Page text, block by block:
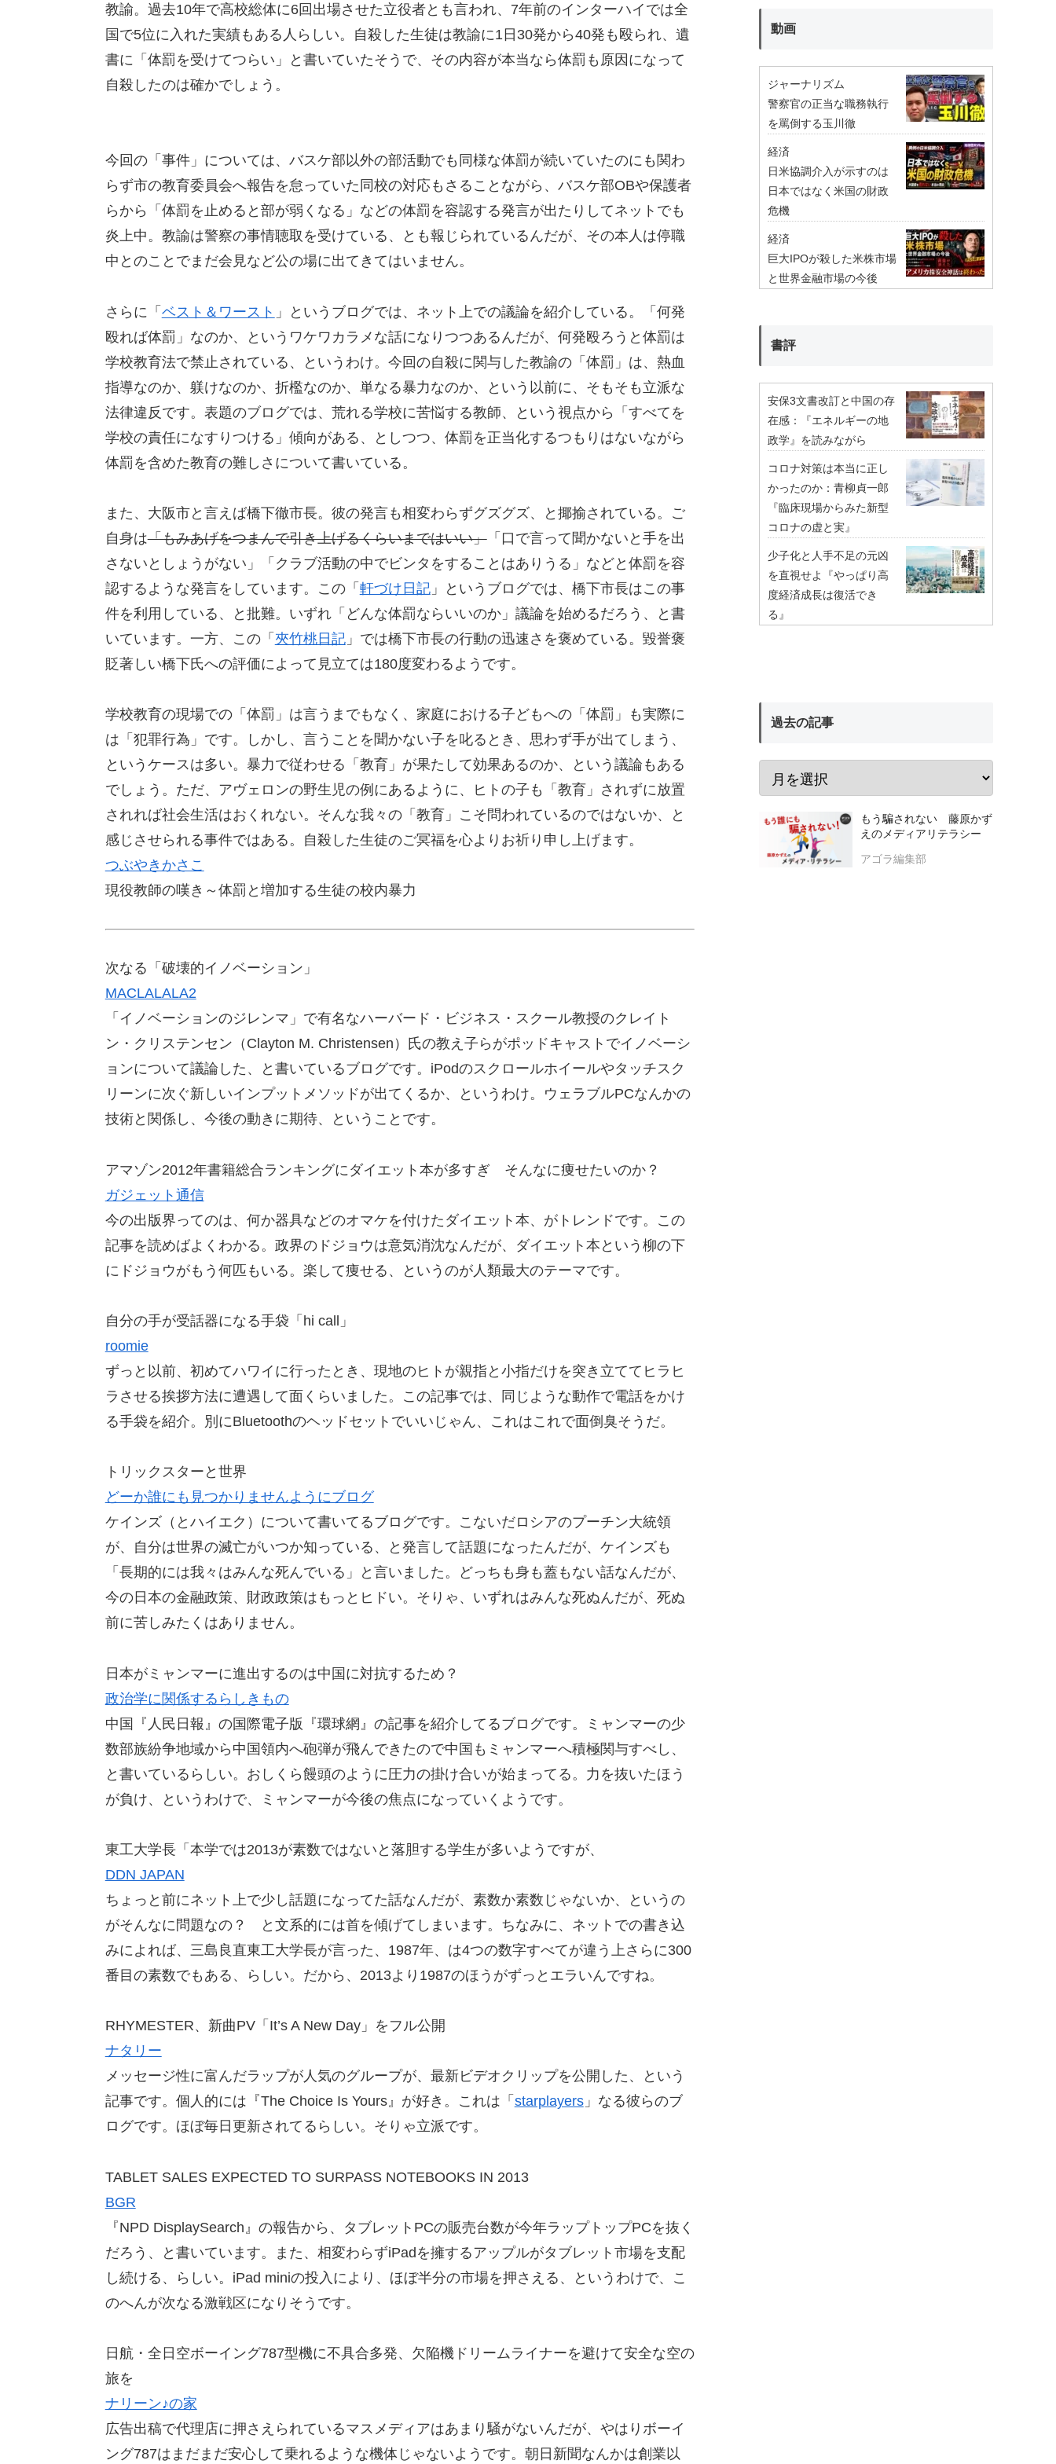
教諭。過去10年で高校総体に6回出場させた立役者とも言われ、7年前のインターハイでは全
国で5位に入れた実績もある人らしい。自殺した生徒は教諭に1日30発から40発も殴られ、遺
書に「体罰を受けてつらい」と書いていたそうで、その内容が本当なら体罰も原因になって
自殺したのは確かでしょう。
今回の「事件」については、バスケ部以外の部活動でも同様な体罰が続いていたのにも関わ
らず市の教育委員会へ報告を怠っていた同校の対応もさることながら、バスケ部OBや保護者
らから「体罰を止めると部が弱くなる」などの体罰を容認する発言が出たりしてネットでも
炎上中。教諭は警察の事情聴取を受けている、とも報じられているんだが、その本人は停職
中とのことでまだ会見など公の場に出てきてはいません。
さらに「 ベスト＆ワースト 」というブログでは、ネット上での議論を紹介している。「何発
殴れば体罰」なのか、というワケワカラメな話になりつつあるんだが、何発殴ろうと体罰は
学校教育法で禁止されている、というわけ。今回の自殺に関与した教諭の「体罰」は、熱血
指導なのか、躾けなのか、折檻なのか、単なる暴力なのか、という以前に、そもそも立派な
法律違反です。表題のブログでは、荒れる学校に苦悩する教師、という視点から「すべてを
学校の責任になすりつける」傾向がある、としつつ、体罰を正当化するつもりはないながら
体罰を含めた教育の難しさについて書いている。
また、大阪市と言えば橋下徹市長。彼の発言も相変わらずグズグズ、と揶揄されている。ご
自身は「もみあげをつまんで引き上げるくらいまではいい」「口で言って聞かないと手を出
さないとしょうがない」「クラブ活動の中でビンタをすることはありうる」などと体罰を容
認するような発言をしています。この「 軒づけ日記」というブログでは、橋下市長はこの事
件を利用している、と批難。いずれ「どんな体罰ならいいのか」議論を始めるだろう、と書
いています。一方、この「 夾竹桃日記」では橋下市長の行動の迅速さを褒めている。毀誉褒
貶著しい橋下氏への評価によって見立ては180度変わるようです。
学校教育の現場での「体罰」は言うまでもなく、家庭における子どもへの「体罰」も実際に
は「犯罪行為」です。しかし、言うことを聞かない子を叱るとき、思わず手が出てしまう、
というケースは多い。暴力で従わせる「教育」が果たして効果あるのか、という議論もある
でしょう。ただ、アヴェロンの野生児の例にあるように、ヒトの子も「教育」されずに放置
されれば社会生活はおくれない。そんな我々の「教育」こそ問われているのではないか、と
感じさせられる事件ではある。自殺した生徒のご冥福を心よりお祈り申し上げます。
つぶやきかさこ
現役教師の嘆き～体罰と増加する生徒の校内暴力
次なる「破壊的イノベーション」
MACLALALA2
「イノベーションのジレンマ」で有名なハーバード・ビジネス・スクール教授のクレイト
ン・クリステンセン（Clayton M. Christensen）氏の教え子らがポッドキャストでイノベーシ
ョンについて議論した、と書いているブログです。iPodのスクロールホイールやタッチスク
リーンに次ぐ新しいインプットメソッドが出てくるか、というわけ。ウェラブルPCなんかの
技術と関係し、今後の動きに期待、ということです。
アマゾン2012年書籍総合ランキングにダイエット本が多すぎ そんなに痩せたいのか？
ガジェット通信
今の出版界ってのは、何か器具などのオマケを付けたダイエット本、がトレンドです。この
記事を読めばよくわかる。政界のドジョウは意気消沈なんだが、ダイエット本という柳の下
にドジョウがもう何匹もいる。楽して痩せる、というのが人類最大のテーマです。
自分の手が受話器になる手袋「hi call」
roomie
ずっと以前、初めてハワイに行ったとき、現地のヒトが親指と小指だけを突き立ててヒラヒ
ラさせる挨拶方法に遭遇して面くらいました。この記事では、同じような動作で電話をかけ
る手袋を紹介。別にBluetoothのヘッドセットでいいじゃん、これはこれで面倒臭そうだ。
トリックスターと世界
どーか誰にも見つかりませんようにブログ
ケインズ（とハイエク）について書いてるブログです。こないだロシアのプーチン大統領
が、自分は世界の滅亡がいつか知っている、と発言して話題になったんだが、ケインズも
「長期的には我々はみんな死んでいる」と言いました。どっちも身も蓋もない話なんだが、
今の日本の金融政策、財政政策はもっとヒドい。そりゃ、いずれはみんな死ぬんだが、死ぬ
前に苦しみたくはありません。
日本がミャンマーに進出するのは中国に対抗するため？
政治学に関係するらしきもの
中国『人民日報』の国際電子版『環球網』の記事を紹介してるブログです。ミャンマーの少
数部族紛争地域から中国領内へ砲弾が飛んできたので中国もミャンマーへ積極関与すべし、
と書いているらしい。おしくら饅頭のように圧力の掛け合いが始まってる。力を抜いたほう
が負け、というわけで、ミャンマーが今後の焦点になっていくようです。
東工大学長「本学では2013が素数ではないと落胆する学生が多いようですが、
DDN JAPAN
ちょっと前にネット上で少し話題になってた話なんだが、素数か素数じゃないか、というの
がそんなに問題なの？ と文系的には首を傾げてしまいます。ちなみに、ネットでの書き込
みによれば、三島良直東工大学長が言った、1987年、は4つの数字すべてが違う上さらに300
番目の素数でもある、らしい。だから、2013より1987のほうがずっとエラいんですね。
RHYMESTER、新曲PV「It’s A New Day」をフル公開
ナタリー
メッセージ性に富んだラップが人気のグループが、最新ビデオクリップを公開した、という
記事です。個人的には『The Choice Is Yours』が好き。これは「 starplayers」なる彼らのブ
ログです。ほぼ毎日更新されてるらしい。そりゃ立派です。
TABLET SALES EXPECTED TO SURPASS NOTEBOOKS IN 2013
BGR
『NPD DisplaySearch』の報告から、タブレットPCの販売台数が今年ラップトップPCを抜く
だろう、と書いています。また、相変わらずiPadを擁するアップルがタブレット市場を支配
し続ける、らしい。iPad miniの投入により、ほぼ半分の市場を押さえる、というわけで、こ
のへんが次なる激戦区になりそうです。
日航・全日空ボーイング787型機に不具合多発、欠陥機ドリームライナーを避けて安全な空の
旅を
ナリーン♪の家
広告出稿で代理店に押さえられているマスメディアはあまり騒がないんだが、やはりボーイ
ング787はまだまだ安心して乗れるような機体じゃないようです。朝日新聞なんかは創業以
動画
ジャーナリズム
警察官の正当な職務執行
を罵倒する玉川徹
経済
日米協調介入が示すのは
日本ではなく米国の財政
危機
経済
巨大IPOが殺した米株市場
と世界金融市場の今後
書評
安保3文書改訂と中国の存
在感：『エネルギーの地
政学』を読みながら
コロナ対策は本当に正し
かったのか：青柳貞一郎
『臨床現場からみた新型
コロナの虚と実』
少子化と人手不足の元凶
を直視せよ『やっぱり高
度経済成長は復活でき
る』
過去の記事
もう騙されない 藤原かず
えのメディアリテラシー
アゴラ編集部